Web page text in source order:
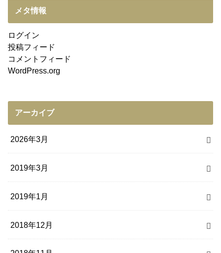
メタ情報
ログイン
投稿フィード
コメントフィード
WordPress.org
アーカイブ
2026年3月
2019年3月
2019年1月
2018年12月